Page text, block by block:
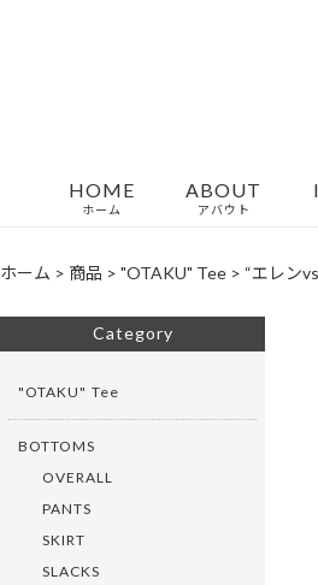
HOME
ホーム
ABOUT
アバウト
ホーム > 商品 > "OTAKU" Tee > “エレン
Category
"OTAKU" Tee
BOTTOMS
OVERALL
PANTS
SKIRT
SLACKS